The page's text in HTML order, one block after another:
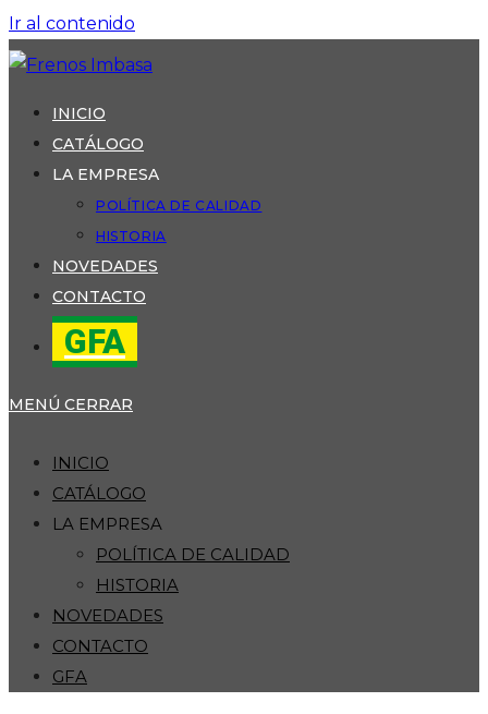
Ir al contenido
INICIO
CATÁLOGO
LA EMPRESA
POLÍTICA DE CALIDAD
HISTORIA
NOVEDADES
CONTACTO
GFA
MENÚ CERRAR
INICIO
CATÁLOGO
LA EMPRESA
POLÍTICA DE CALIDAD
HISTORIA
NOVEDADES
CONTACTO
GFA